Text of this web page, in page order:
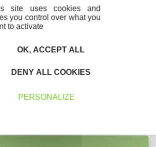
(réseaux sociaux, plateformes
permettre demain au réseau d’être
du développement économique local
défis.
site uses cookies and
you control over what you
to activate
OK, ACCEPT ALL
DENY ALL COOKIES
PERSONALIZE